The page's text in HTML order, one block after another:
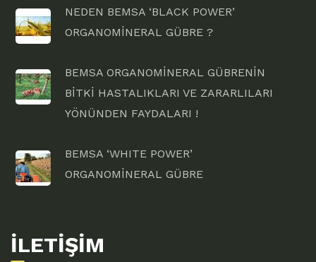
NEDEN BEMSA ‘BLACK POWER’
ORGANOMİNERAL GÜBRE ?
BEMSA ORGANOMİNERAL GÜBRENİN
BİTKİ HASTALIKLARI VE ZARARLILARI
YÖNÜNDEN FAYDALARI !
BEMSA ‘WHITE POWER’
ORGANOMİNERAL GÜBRE
İLETIŞIM